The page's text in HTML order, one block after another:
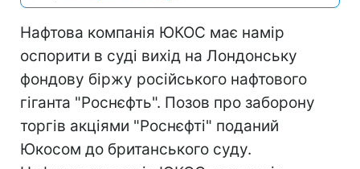
Нафтова компанія ЮКОС має намір
оспорити в суді вихід на Лондонську
фондову біржу російського нафтового
гіганта "Роснєфть". Позов про заборону
торгів акціями "Роснєфті" поданий
Юкосом до британського суду.